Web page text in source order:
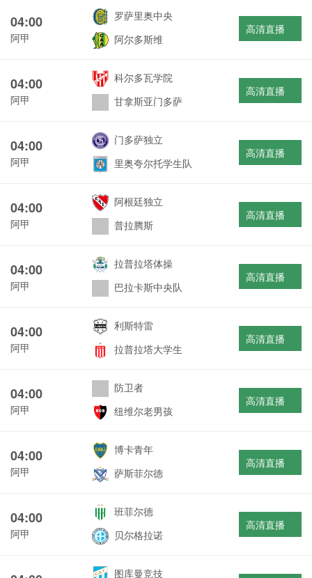
04:00
阿甲
罗萨里奥中央
阿尔多斯维
高清直播
04:00
阿甲
科尔多瓦学院
甘拿斯亚门多萨
高清直播
04:00
阿甲
门多萨独立
里奥夸尔托学生队
高清直播
04:00
阿甲
阿根廷独立
普拉腾斯
高清直播
04:00
阿甲
拉普拉塔体操
巴拉卡斯中央队
高清直播
04:00
阿甲
利斯特雷
拉普拉塔大学生
高清直播
04:00
阿甲
防卫者
纽维尔老男孩
高清直播
04:00
阿甲
博卡青年
萨斯菲尔德
高清直播
04:00
阿甲
班菲尔德
贝尔格拉诺
高清直播
图库曼竞技